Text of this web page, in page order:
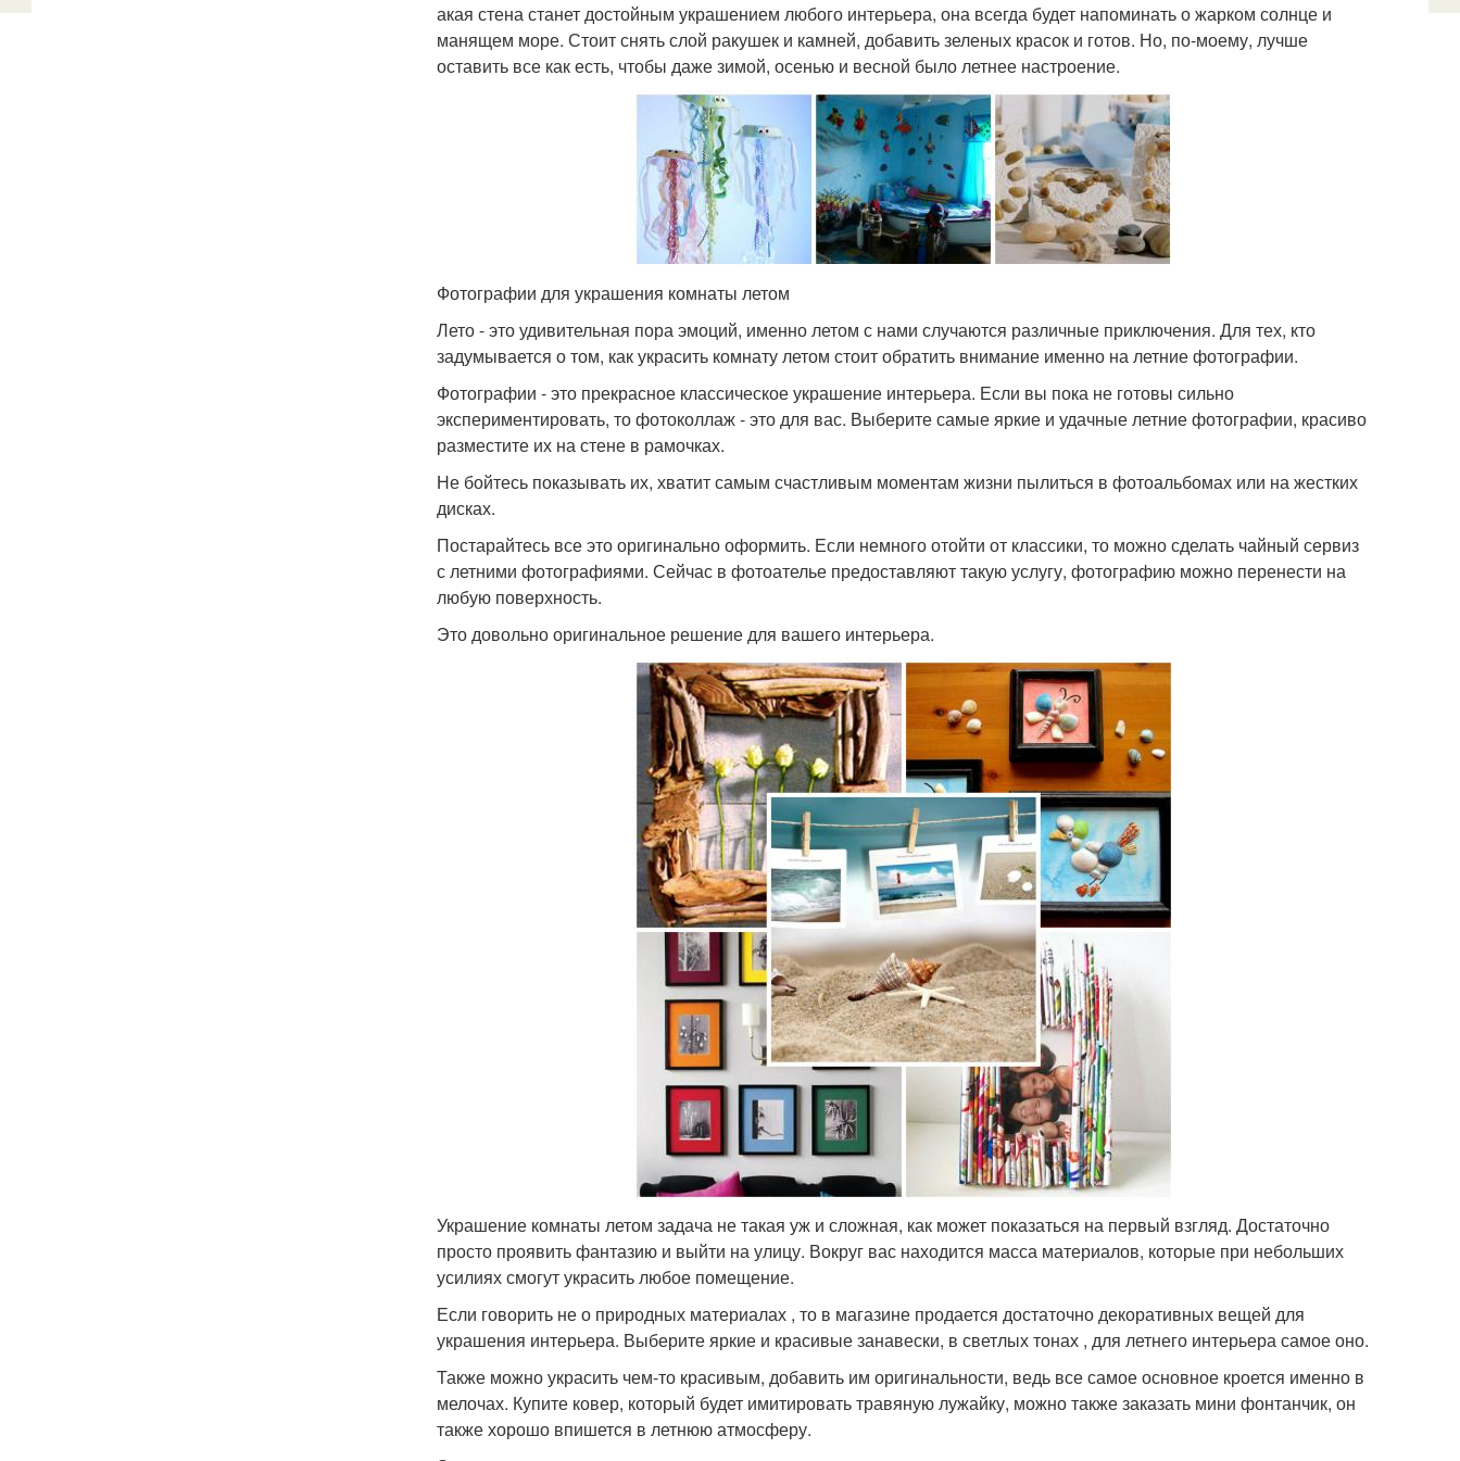
акая стена станет достойным украшением любого интерьера, она всегда будет напоминать о жарком солнце и
манящем море. Стоит снять слой ракушек и камней, добавить зеленых красок и готов. Но, по-моему, лучше
оставить все как есть, чтобы даже зимой, осенью и весной было летнее настроение.
Фотографии для украшения комнаты летом
Лето - это удивительная пора эмоций, именно летом с нами случаются различные приключения. Для тех, кто
задумывается о том, как украсить комнату летом стоит обратить внимание именно на летние фотографии.
Фотографии - это прекрасное классическое украшение интерьера. Если вы пока не готовы сильно
экспериментировать, то фотоколлаж - это для вас. Выберите самые яркие и удачные летние фотографии, красиво
разместите их на стене в рамочках.
Не бойтесь показывать их, хватит самым счастливым моментам жизни пылиться в фотоальбомах или на жестких
дисках.
Постарайтесь все это оригинально оформить. Если немного отойти от классики, то можно сделать чайный сервиз
с летними фотографиями. Сейчас в фотоателье предоставляют такую услугу, фотографию можно перенести на
любую поверхность.
Это довольно оригинальное решение для вашего интерьера.
Украшение комнаты летом задача не такая уж и сложная, как может показаться на первый взгляд. Достаточно
просто проявить фантазию и выйти на улицу. Вокруг вас находится масса материалов, которые при небольших
усилиях смогут украсить любое помещение.
Если говорить не о природных материалах , то в магазине продается достаточно декоративных вещей для
украшения интерьера. Выберите яркие и красивые занавески, в светлых тонах , для летнего интерьера самое оно.
Также можно украсить чем-то красивым, добавить им оригинальности, ведь все самое основное кроется именно в
мелочах. Купите ковер, который будет имитировать травяную лужайку, можно также заказать мини фонтанчик, он
также хорошо впишется в летнюю атмосферу.